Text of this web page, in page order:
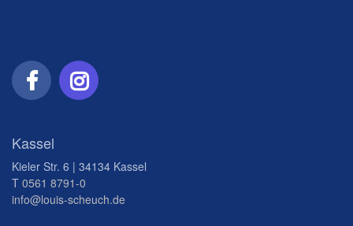
Kassel
Kieler Str. 6 | 34134 Kassel
T 0561 8791-0
info@louis-scheuch.de